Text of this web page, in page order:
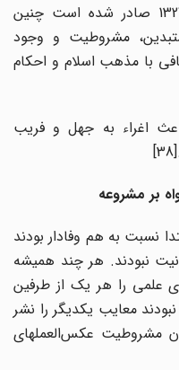
از این لایحه که در ششم محرم 1327 صادر شده است چنین
مشروطیت و وجود
با مذهب اسلام و احکام
اغراء به جهل و فریب
بر مشروعه
نسبت به هم وفادار بودند
نبودند. هر چند همیشه
را هر یک از طرفین
معایب یکدیگر را نشر
مشروطیت عکس‌العملهای